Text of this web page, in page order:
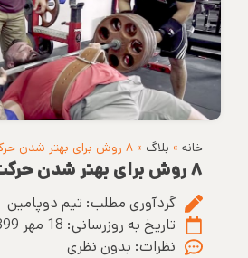
خانه » بلاگ » ۸ روش برای بهتر شدن حرکت پرس سینه
۸ روش برای بهتر شدن حرکت پرس سینه
گردآوری مطلب: تیم دوپامین
تاریخ به روزرسانی: 18 مهر 1399
نظرات: بدون نظری